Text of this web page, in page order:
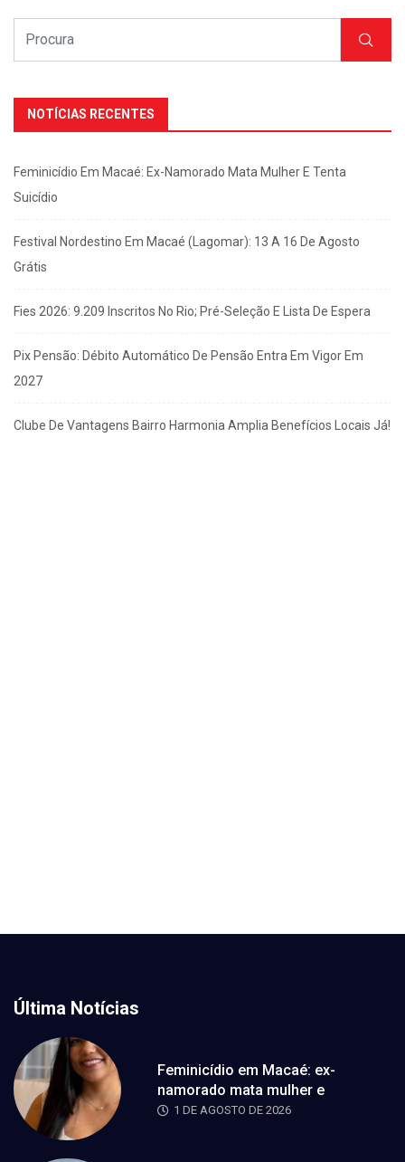
NOTÍCIAS RECENTES
Feminicídio Em Macaé: Ex-Namorado Mata Mulher E Tenta
Suicídio
Festival Nordestino Em Macaé (Lagomar): 13 A 16 De Agosto
Grátis
Fies 2026: 9.209 Inscritos No Rio; Pré-Seleção E Lista De Espera
Pix Pensão: Débito Automático De Pensão Entra Em Vigor Em
2027
Clube De Vantagens Bairro Harmonia Amplia Benefícios Locais Já!
Última Notícias
Feminicídio em Macaé: ex-
namorado mata mulher e
1 DE AGOSTO DE 2026